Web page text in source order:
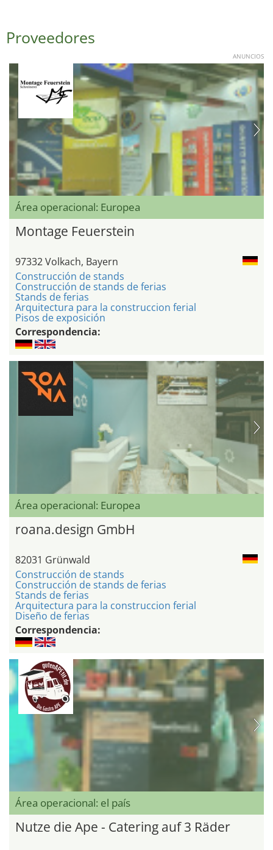
Proveedores
ANUNCIOS
Área operacional: Europea
Montage Feuerstein
97332 Volkach, Bayern
Construcción de stands
Construcción de stands de ferias
Stands de ferias
Arquitectura para la construccion ferial
Pisos de exposición
Correspondencia:
Área operacional: Europea
roana.design GmbH
82031 Grünwald
Construcción de stands
Construcción de stands de ferias
Stands de ferias
Arquitectura para la construccion ferial
Diseño de ferias
Correspondencia:
Área operacional: el país
Nutze die Ape - Catering auf 3 Räder